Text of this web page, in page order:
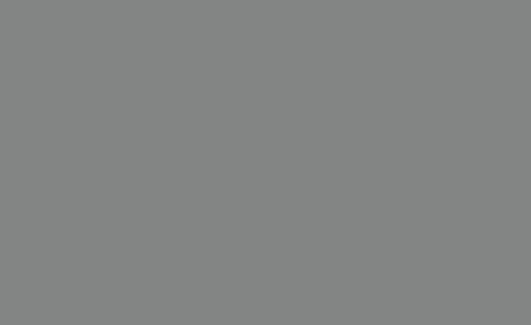
serwisu
utrzymywania stanu
i sposobu
jak te, które strony
śledzenia